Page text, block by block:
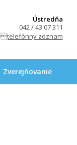
Ústredňa
042 / 43 07 311
telefónny zoznam
Zverejňovanie